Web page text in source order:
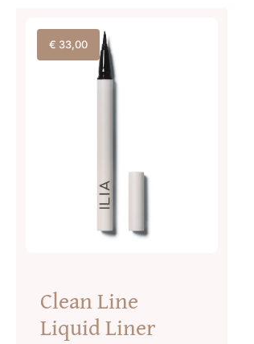
€ 33,00
Clean Line
Liquid Liner